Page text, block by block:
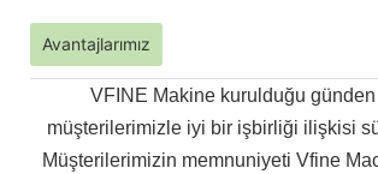
Avantajlarımız
VFINE Makine kurulduğu
müşterilerimizle iyi bir işbirliği ilişkisi
Müşterilerimizin memnuniyeti Vfine